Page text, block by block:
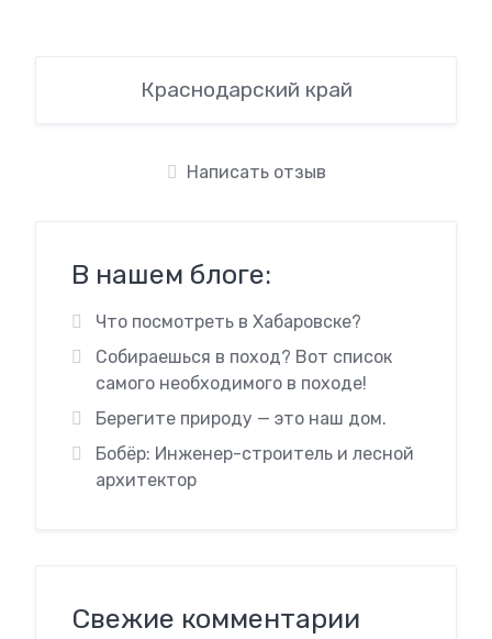
Краснодарский край
Написать отзыв
В нашем блоге:
Что посмотреть в Хабаровске?
Собираешься в поход? Вот список
самого необходимого в походе!
Берегите природу — это наш дом.
Бобёр: Инженер-строитель и лесной
архитектор
Свежие комментарии